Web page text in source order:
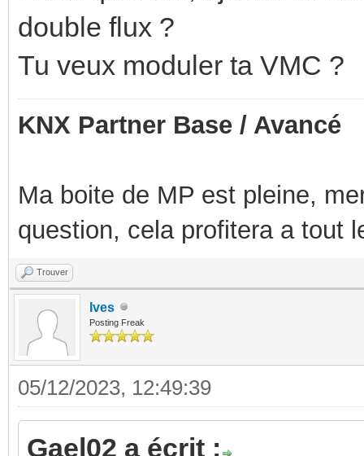
double flux ?
Tu veux moduler ta VMC ?
KNX Partner Base / Avancé
Ma boite de MP est pleine,
question, cela profitera a tout
Trouver
Ives
Posting Freak
05/12/2023, 12:49:39
Gael02 a écrit :